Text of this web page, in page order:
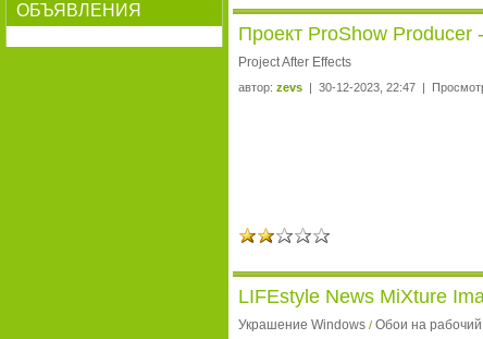
ОБЪЯВЛЕНИЯ
Проект ProShow Producer
Project After Effects
автор: zevs | 30-12-2023, 22:47 |
LIFEstyle News MiXture
Украшение Windows / Обои на рабочий